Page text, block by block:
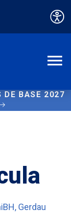
DE BASE 2027
Gerdau